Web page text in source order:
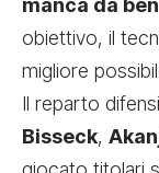
manca da
obiettivo, il
migliore
Il reparto
Bisseck,